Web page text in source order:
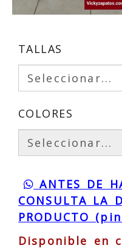
TALLAS
COLORES
ANTES DE
CONSULTA LA
PRODUCTO
Disponible en